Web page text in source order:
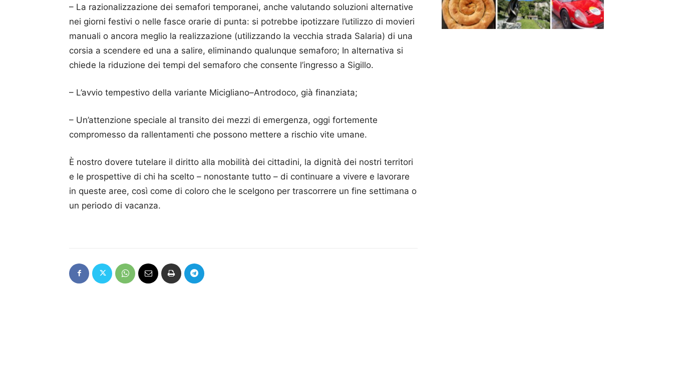
– La razionalizzazione dei semafori temporanei, anche valutando soluzioni alternative
nei giorni festivi o nelle fasce orarie di punta: si potrebbe ipotizzare l’utilizzo di movieri
manuali o ancora meglio la realizzazione (utilizzando la vecchia strada Salaria) di una
corsia a scendere ed una a salire, eliminando qualunque semaforo; In alternativa si
chiede la riduzione dei tempi del semaforo che consente l’ingresso a Sigillo.
– L’avvio tempestivo della variante Micigliano–Antrodoco, già finanziata;
– Un’attenzione speciale al transito dei mezzi di emergenza, oggi fortemente
compromesso da rallentamenti che possono mettere a rischio vite umane.
È nostro dovere tutelare il diritto alla mobilità dei cittadini, la dignità dei nostri territori
e le prospettive di chi ha scelto – nonostante tutto – di continuare a vivere e lavorare
in queste aree, così come di coloro che le scelgono per trascorrere un fine settimana o
un periodo di vacanza.